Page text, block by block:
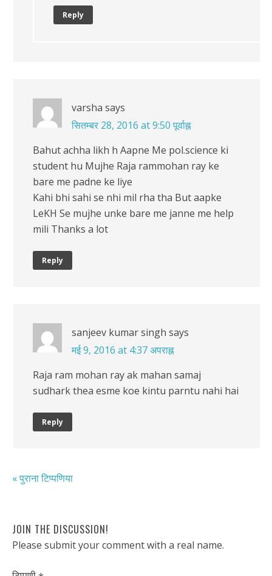
Reply
varsha says
सितम्बर 28, 2016 at 9:50 पूर्वाह्न
Bahut achha likh h Aapne Me pol.science ki
student hu Mujhe Raja rammohan ray ke
bare me padne ke liye
Kahi bhi sahi se nhi mil rha tha But aapke
LeKH Se mujhe unke bare me janne me help
mili Thanks a lot
Reply
sanjeev kumar singh says
मई 9, 2016 at 4:37 अपराह्न
Raja ram mohan ray ak mahan samaj
sudhark thea esme koe kintu parntu nahi hai
Reply
« पुराना टिप्पणिया
JOIN THE DISCUSSION!
Please submit your comment with a real name.